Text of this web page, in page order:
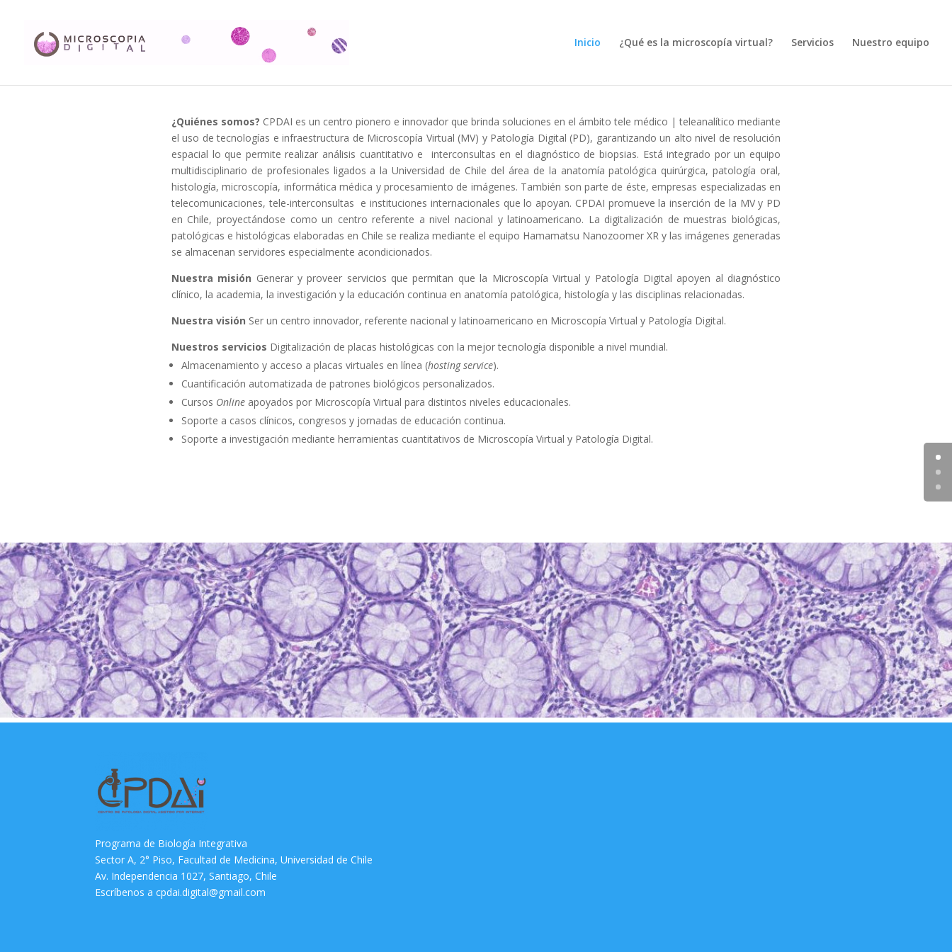
Inicio ¿Qué es la microscopía virtual? Servicios Nuestro equipo
¿Quiénes somos? CPDAI es un centro pionero e innovador que brinda soluciones en el ámbito tele médico | teleanalítico mediante
el uso de tecnologías e infraestructura de Microscopía Virtual (MV) y Patología Digital (PD), garantizando un alto nivel de resolución
espacial lo que permite realizar análisis cuantitativo e interconsultas en el diagnóstico de biopsias. Está integrado por un equipo
multidisciplinario de profesionales ligados a la Universidad de Chile del área de la anatomía patológica quirúrgica, patología oral,
histología, microscopía, informática médica y procesamiento de imágenes. También son parte de éste, empresas especializadas en
telecomunicaciones, tele-interconsultas e instituciones internacionales que lo apoyan. CPDAI promueve la inserción de la MV y PD
en Chile, proyectándose como un centro referente a nivel nacional y latinoamericano. La digitalización de muestras biológicas,
patológicas e histológicas elaboradas en Chile se realiza mediante el equipo Hamamatsu Nanozoomer XR y las imágenes generadas
se almacenan servidores especialmente acondicionados.
Nuestra misión Generar y proveer servicios que permitan que la Microscopía Virtual y Patología Digital apoyen al diagnóstico
clínico, la academia, la investigación y la educación continua en anatomía patológica, histología y las disciplinas relacionadas.
Nuestra visión Ser un centro innovador, referente nacional y latinoamericano en Microscopía Virtual y Patología Digital.
Nuestros servicios Digitalización de placas histológicas con la mejor tecnología disponible a nivel mundial.
Almacenamiento y acceso a placas virtuales en línea (hosting service).
Cuantificación automatizada de patrones biológicos personalizados.
Cursos Onlineapoyados por Microscopía Virtual para distintos niveles educacionales.
Soporte a casos clínicos, congresos y jornadas de educación continua.
Soporte a investigación mediante herramientas cuantitativos de Microscopía Virtual y Patología Digital.
Programa de Biología Integrativa
Sector A, 2° Piso, Facultad de Medicina, Universidad de Chile
Av. Independencia 1027, Santiago, Chile
Escríbenos a cpdai.digital@gmail.com